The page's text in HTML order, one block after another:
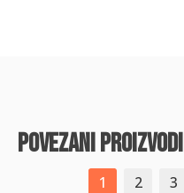
povezani proizvodi
1 2 3